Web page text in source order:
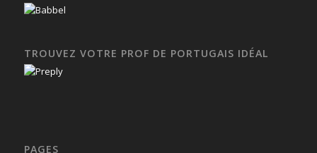
TROUVEZ VOTRE PROF DE PORTUGAIS IDÉAL
PAGES